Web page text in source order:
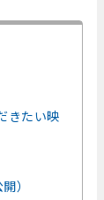
きたい映
）